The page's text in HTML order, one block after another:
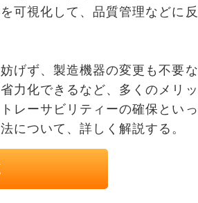
可視化して、品質管理などに
げず、製造機器の変更も不要
力化できるなど、多くのメリッ
レーサビリティーの確保とい
について、詳しく解説する。